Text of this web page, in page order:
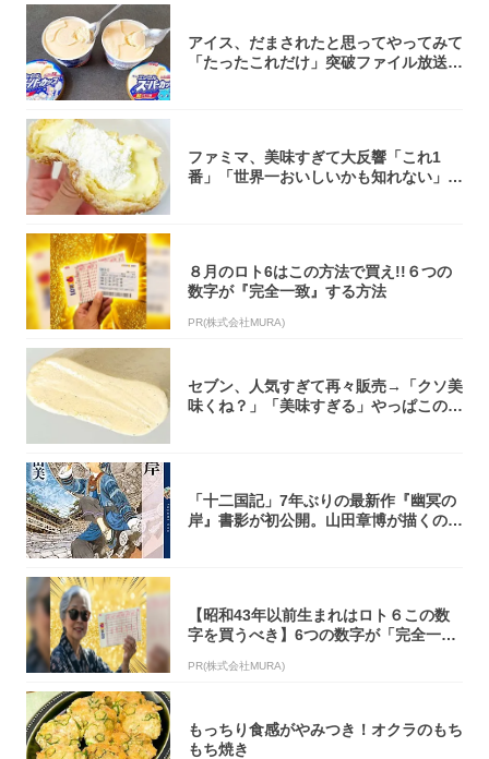
アイス、だまされたと思ってやってみて
「たったこれだけ」突破ファイル放送で
ファミマ、美味すぎて大反響「これ1
番」「世界一おいしいかも知れない」
８月のロト6はこの方法で買え!!６つの
数字が『完全一致』する方法
PR(株式会社MURA)
セブン、人気すぎて再々販売→「クソ美
味くね？」「美味すぎる」やっぱこのク
「十二国記」7年ぶりの最新作『幽冥の
岸』書影が初公開。山田章博が描くのは
【昭和43年以前生まれはロト６この数
字を買うべき】6つの数字が「完全一
PR(株式会社MURA)
もっちり食感がやみつき！オクラのもち
もち焼き